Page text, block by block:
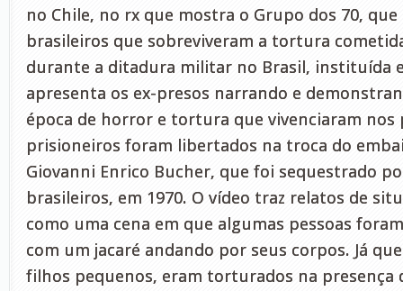
no Chile, no rx que mostra o Grupo dos 70, que
brasileiros que sobreviveram a tortura
durante a ditadura militar no Brasil, instituída
apresenta os ex-presos narrando e
época de horror e tortura que vivenciaram nos
prisioneiros foram libertados na troca do
Giovanni Enrico Bucher, que foi sequestrado
brasileiros, em 1970. O vídeo traz relatos de
como uma cena em que algumas pessoas
com um jacaré andando por seus corpos. Já
filhos pequenos, eram torturados na presença